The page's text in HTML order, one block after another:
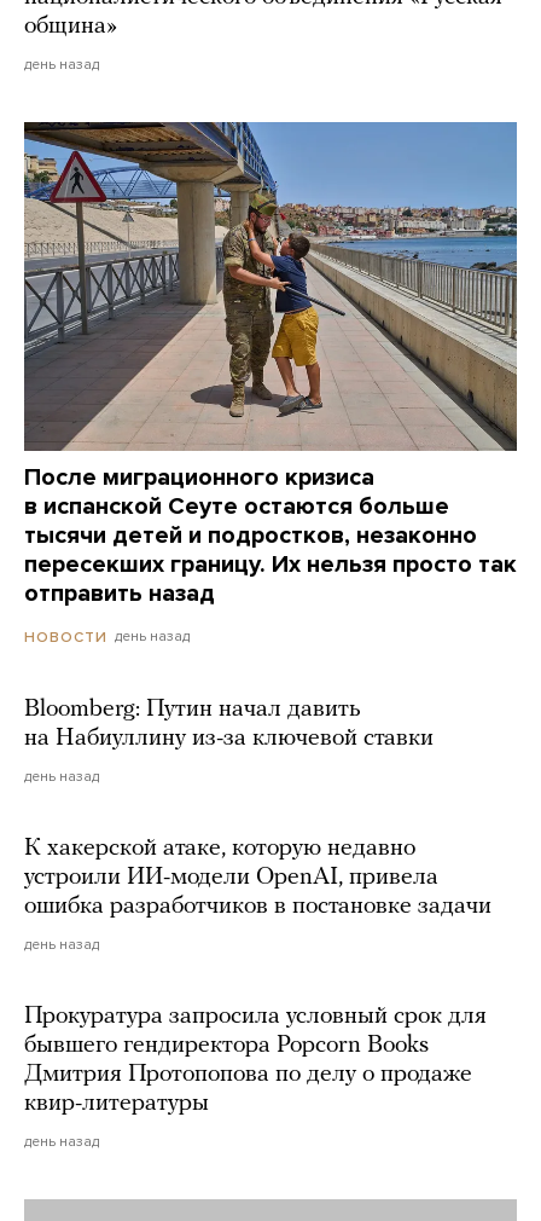
община»
день назад
После миграционного кризиса
в испанской Сеуте остаются больше
тысячи детей и подростков, незаконно
пересекших границу. Их нельзя просто так
отправить назад
НОВОСТИ день назад
Bloomberg: Путин начал давить
на Набиуллину из-за ключевой ставки
день назад
К хакерской атаке, которую недавно
устроили ИИ-модели OpenAI, привела
ошибка разработчиков в постановке задачи
день назад
Прокуратура запросила условный срок для
бывшего гендиректора Popcorn Books
Дмитрия Протопопова по делу о продаже
квир-литературы
день назад